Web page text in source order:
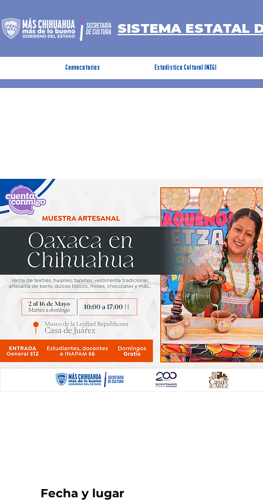
SISTEMA ESTATAL
Convocatorias Estadística Cultural INEGI
Fecha y lugar